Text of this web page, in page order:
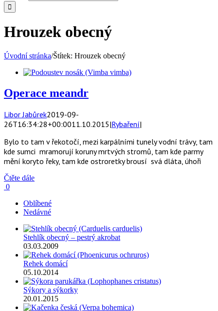
Hrouzek obecný
Úvodní stránka/Štítek: Hrouzek obecný
Operace meandr
Libor Jabůrek2019-09-
26T16:34:28+00:0011.10.2015|Rybaření|
Bylo to tam v řekotočí, mezi karpálními tunely vodní trávy, tam
kde sumci mramorují koruny mrtvých stromů, tam kde parmy
mění koryto řeky, tam kde ostroretky brousí svá dláta, úhoři
Čtěte dále
0
Oblíbené
Nedávné
Stehlík obecný – pestrý akrobat
03.03.2009
Rehek domácí
05.10.2014
Sýkory a sýkorky
20.01.2015